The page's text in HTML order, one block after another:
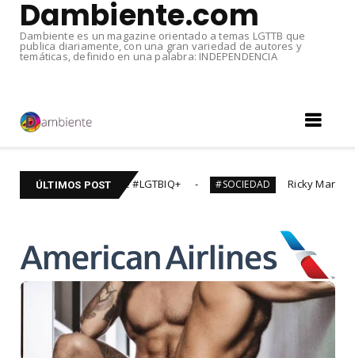
Dambiente.com
Dambiente es un magazine orientado a temas LGTTB que
publica diariamente, con una gran variedad de autores y
temáticas, definido en una palabra: INDEPENDENCIA
ÚLTIMOS POST
titulos de cine #LGTBIQ+ #SOCIEDAD Ricky Martin y Jwan